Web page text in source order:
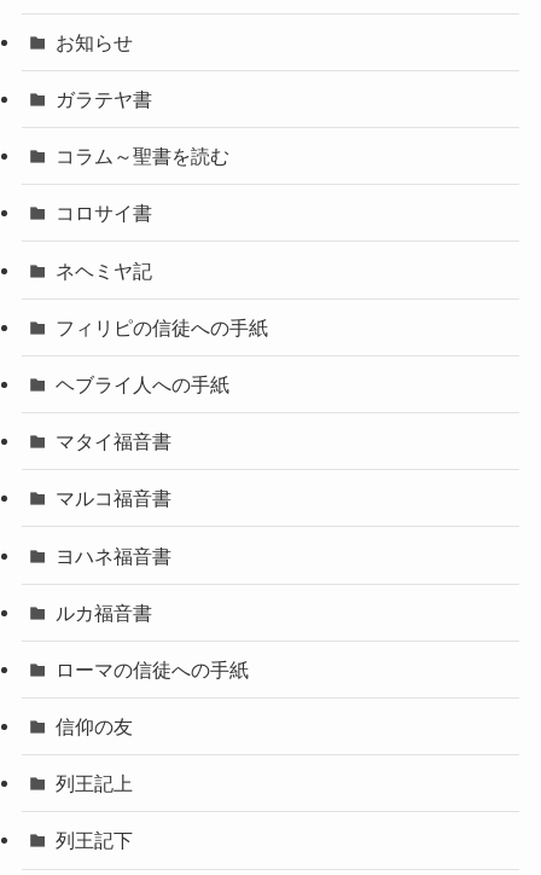
お知らせ
ガラテヤ書
コラム～聖書を読む
コロサイ書
ネヘミヤ記
フィリピの信徒への手紙
ヘブライ人への手紙
マタイ福音書
マルコ福音書
ヨハネ福音書
ルカ福音書
ローマの信徒への手紙
信仰の友
列王記上
列王記下